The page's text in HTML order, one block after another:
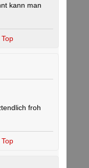
kann man
froh